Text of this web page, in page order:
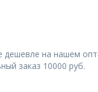
дешевле на нашем
заказ 10000 руб.